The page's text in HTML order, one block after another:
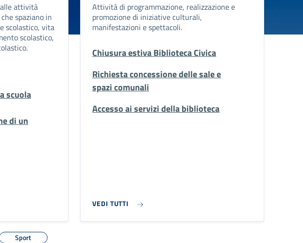
attività
spaziano in
scolastico, vita
scolastico,
scuola
di un
Attività di programmazione, realizzazione e
promozione di iniziative culturali,
manifestazioni e spettacoli.
Chiusura estiva Biblioteca Civica
Richiesta concessione delle sale e
spazi comunali
Accesso ai servizi della biblioteca
VEDI TUTTI
Sport